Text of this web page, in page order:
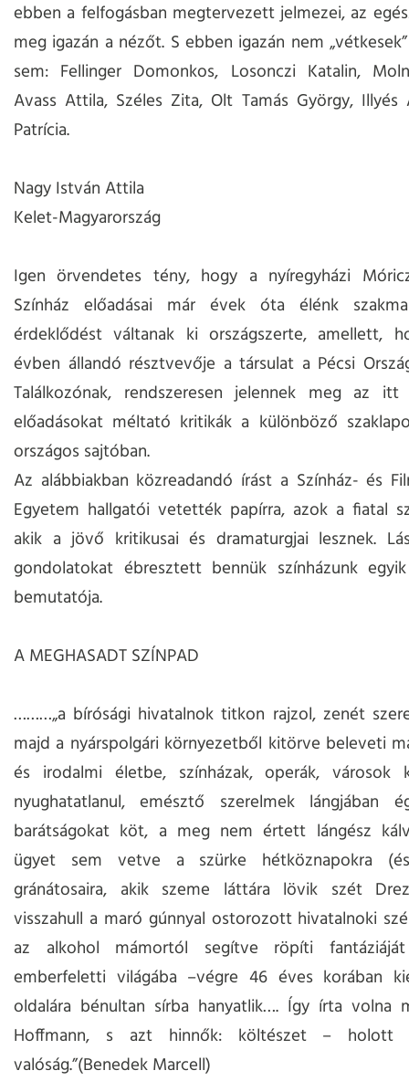
ebben a felfogásban megtervezett jelmezei, az
meg igazán a nézőt. S ebben igazán nem
sem: Fellinger Domonkos, Losonczi Katalin,
Avass Attila, Széles Zita, Olt Tamás György, Illyés
Patrícia.
Nagy István Attila
Kelet-Magyarország
Igen örvendetes tény, hogy a nyíregyházi
Színház előadásai már évek óta élénk
érdeklődést váltanak ki országszerte, amellett,
évben állandó résztvevője a társulat a Pécsi
Találkozónak, rendszeresen jelennek meg az
előadásokat méltató kritikák a különböző
országos sajtóban.
Az alábbiakban közreadandó írást a Színház- és
Egyetem hallgatói vetették papírra, azok a fiatal
akik a jövő kritikusai és dramaturgjai lesznek.
gondolatokat ébresztett bennük színházunk
bemutatója.
A MEGHASADT SZÍNPAD
………„a bírósági hivatalnok titkon rajzol, zenét
majd a nyárspolgári környezetből kitörve beleveti
és irodalmi életbe, színházak, operák, városok
nyughatatlanul, emésztő szerelmek lángjában
barátságokat köt, a meg nem értett lángész
ügyet sem vetve a szürke hétköznapokra
gránátosaira, akik szeme láttára lövik szét
visszahull a maró gúnnyal ostorozott hivatalnoki
az alkohol mámortól segítve röpíti
emberfeletti világába –végre 46 éves korában
oldalára bénultan sírba hanyatlik…. Így írta volna
Hoffmann, s azt hinnők: költészet –
valóság.”(Benedek Marcell)